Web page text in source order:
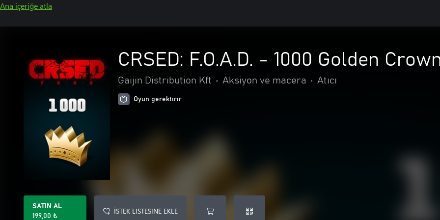
Ana içeriğe atla
CRSED: F.O.A.D. - 1000 Golden
Gaijin Distribution Kft • Aksiyon ve macera • Atıcı
Oyun gerektirir
SATIN AL
199,00 ₺
İSTEK LISTESINE EKLE